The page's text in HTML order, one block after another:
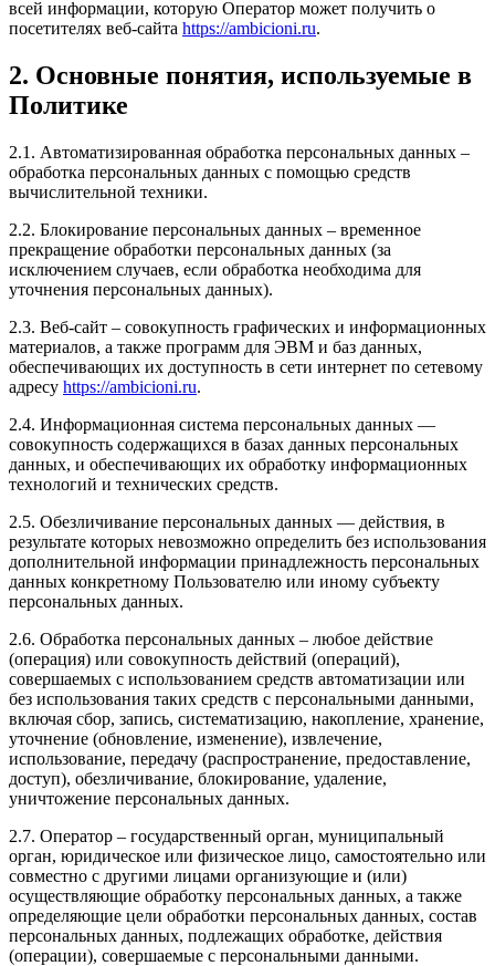
всей информации, которую Оператор может получить о
посетителях веб-сайта https://ambicioni.ru.
2. Основные понятия, используемые в
Политике
2.1. Автоматизированная обработка персональных данных –
обработка персональных данных с помощью средств
вычислительной техники.
2.2. Блокирование персональных данных – временное
прекращение обработки персональных данных (за
исключением случаев, если обработка необходима для
уточнения персональных данных).
2.3. Веб-сайт – совокупность графических и информационных
материалов, а также программ для ЭВМ и баз данных,
обеспечивающих их доступность в сети интернет по сетевому
адресу https://ambicioni.ru.
2.4. Информационная система персональных данных —
совокупность содержащихся в базах данных персональных
данных, и обеспечивающих их обработку информационных
технологий и технических средств.
2.5. Обезличивание персональных данных — действия, в
результате которых невозможно определить без использования
дополнительной информации принадлежность персональных
данных конкретному Пользователю или иному субъекту
персональных данных.
2.6. Обработка персональных данных – любое действие
(операция) или совокупность действий (операций),
совершаемых с использованием средств автоматизации или
без использования таких средств с персональными данными,
включая сбор, запись, систематизацию, накопление, хранение,
уточнение (обновление, изменение), извлечение,
использование, передачу (распространение, предоставление,
доступ), обезличивание, блокирование, удаление,
уничтожение персональных данных.
2.7. Оператор – государственный орган, муниципальный
орган, юридическое или физическое лицо, самостоятельно или
совместно с другими лицами организующие и (или)
осуществляющие обработку персональных данных, а также
определяющие цели обработки персональных данных, состав
персональных данных, подлежащих обработке, действия
(операции), совершаемые с персональными данными.